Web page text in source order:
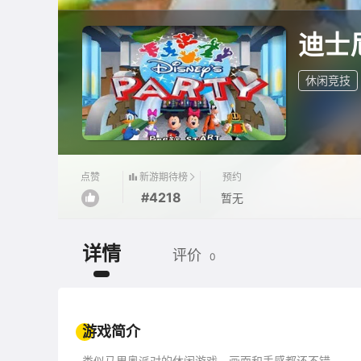
迪士
休闲竞技
点赞 新游期待榜
#4218
预约
暂无
详情 评价 0
游戏简介